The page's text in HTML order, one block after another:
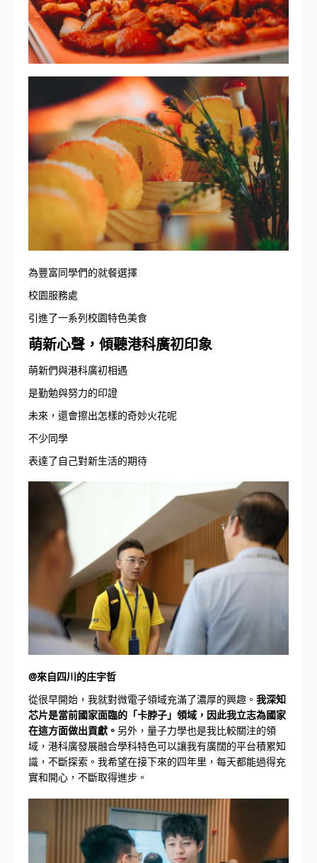
為豐富同學們的就餐選擇
校園服務處
引進了一系列校園特色美食
萌新心聲，傾聽港科廣初印象
萌新們與港科廣初相遇
是勤勉與努力的印證
未來，還會擦出怎樣的奇妙火花呢
不少同學
表達了自己對新生活的期待
@來自四川的庄宇哲
從很早開始，我就對微電子領域充滿了濃厚的興趣。 我深知
芯片是當前國家面臨的「卡脖子」領域，因此我立志為國家
在這方面做出貢獻。 另外，量子力學也是我比較關注的領
域，港科廣發展融合學科特色可以讓我有廣闊的平台積累知
識，不斷探索。我希望在接下來的四年里，每天都能過得充
實和開心，不斷取得進步。